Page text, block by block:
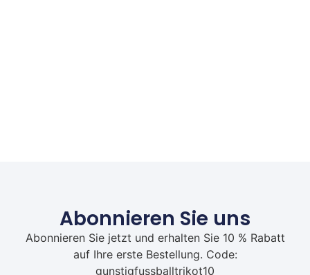
Abonnieren Sie uns
Abonnieren Sie jetzt und erhalten Sie 10 % Rabatt
auf Ihre erste Bestellung. Code:
gunstigfussballtrikot10